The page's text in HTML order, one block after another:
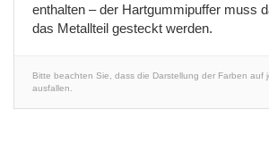
enthalten – der Hartgummipuffer muss
das Metallteil gesteckt werden.
Bitte beachten Sie, dass die Darstellung der Farben auf
ausfallen.